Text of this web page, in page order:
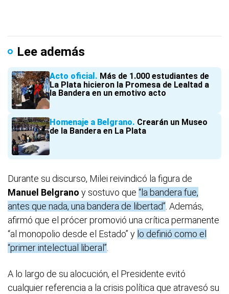
Lee además
Acto oficial
Más de 1.000 estudiantes de
La Plata hicieron la Promesa de Lealtad a
la Bandera en un emotivo acto
Homenaje a Belgrano Crearán un Museo
de la Bandera en La Plata
Durante su discurso, Milei reivindicó la figura de
Manuel Belgrano y sostuvo que “la bandera fue,
antes que nada, una bandera de libertad” . Además,
afirmó que el prócer promovió una crítica permanente
“al monopolio desde el Estado” y lo definió como el
“primer intelectual liberal”
A lo largo de su alocución, el Presidente evitó
cualquier referencia a la crisis política que atravesó su